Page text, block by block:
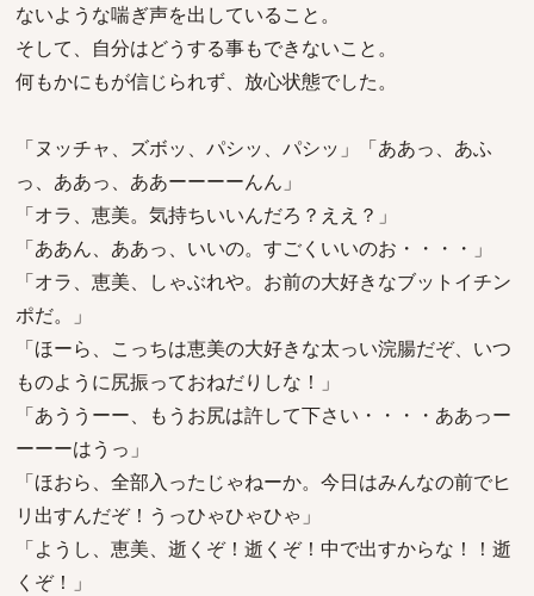
ないような喘ぎ声を出していること。
そして、自分はどうする事もできないこと。
何もかにもが信じられず、放心状態でした。
「ヌッチャ、ズボッ、パシッ、パシッ」「ああっ、あふ
っ、ああっ、ああーーーーんん」
「オラ、恵美。気持ちいいんだろ？ええ？」
「ああん、ああっ、いいの。すごくいいのお・・・・」
「オラ、恵美、しゃぶれや。お前の大好きなブットイチン
ポだ。」
「ほーら、こっちは恵美の大好きな太っい浣腸だぞ、いつ
ものように尻振っておねだりしな！」
「あううーー、もうお尻は許して下さい・・・・ああっー
ーーーはうっ」
「ほおら、全部入ったじゃねーか。今日はみんなの前でヒ
リ出すんだぞ！うっひゃひゃひゃ」
「ようし、恵美、逝くぞ！逝くぞ！中で出すからな！！逝
くぞ！」